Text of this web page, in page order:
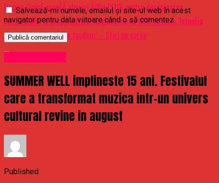
Dacian CioloÈ anunÈÄ alegeri Ã®n PLUS pentru desemnarea
candidatului la prezidenÈiale! Negocierile cu USR nu picÄ: ‘IntenÈia
este sÄ mergem Ã®n tandem’ – Stiri pe surse
Salvează-mi numele, emailul și site-ul web în acest
navigator pentru data viitoare când o să comentez.
SUMMER WELL implineste 15 ani. Festivalul
care a transformat muzica intr-un univers
cultural revine in august
Published